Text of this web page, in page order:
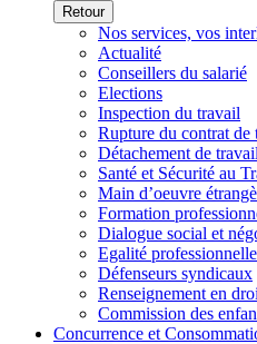
Retour
Nos services, vos
Actualité
Conseillers du salarié
Elections
Inspection du travail
Rupture du contrat de
Détachement de
Santé et Sécurité au
Main d’oeuvre
Formation
Dialogue social et
Egalité
Défenseurs syndicaux
Renseignement en
Commission des
Concurrence et